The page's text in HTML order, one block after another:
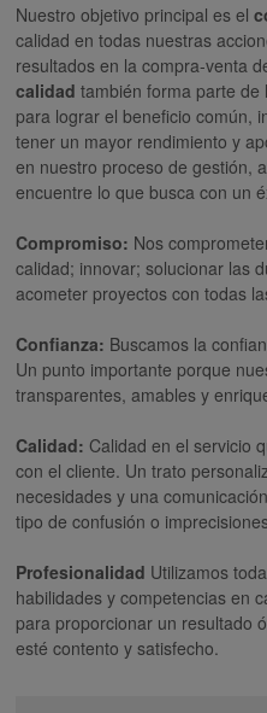
Nuestro objetivo principal es el
calidad en todas nuestras
resultados en la compra-venta
calidad también forma parte
para lograr el beneficio común,
tener un mayor rendimiento y
en nuestro proceso de gestión,
encuentre lo que busca con un
Compromiso: Nos
calidad; innovar; solucionar las
acometer proyectos con todas
Confianza: Buscamos la
Un punto importante porque
transparentes, amables y
Calidad: Calidad en el servicio
con el cliente. Un trato
necesidades y una
tipo de confusión o
Profesionalidad Utilizamos
habilidades y competencias en
para proporcionar un resultado
esté contento y satisfecho.